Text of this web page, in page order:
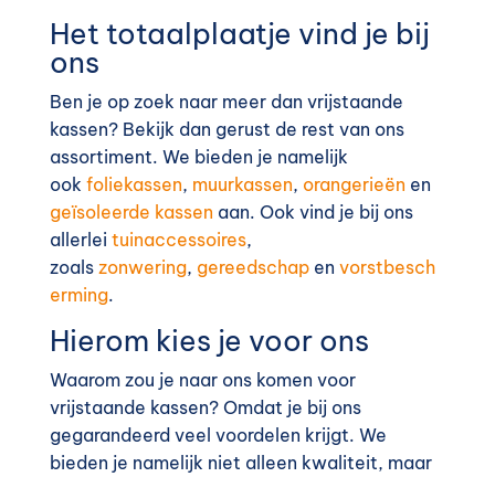
Het totaalplaatje vind je bij
ons
Ben je op zoek naar meer dan vrijstaande
kassen? Bekijk dan gerust de rest van ons
assortiment. We bieden je namelijk
ook foliekassen, muurkassen, orangerieën en
geïsoleerde kassen aan. Ook vind je bij ons
allerlei tuinaccessoires,
zoals zonwering, gereedschapen vorstbesch
erming.
Hierom kies je voor ons
Waarom zou je naar ons komen voor
vrijstaande kassen? Omdat je bij ons
gegarandeerd veel voordelen krijgt. We
bieden je namelijk niet alleen kwaliteit, maar